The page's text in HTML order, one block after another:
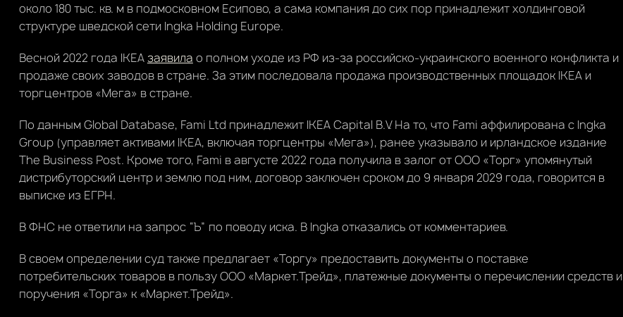
около 180 тыс. кв. м в подмосковном Есипово, а сама компания до сих пор принадлежит холдинговой
структуре шведской сети Ingka Holding Europe.
Весной 2022 года IKEAзаявила о полном уходе из РФ из-за российско-украинского военного конфликта и
продаже своих заводов в стране. За этим последовала продажа производственных площадок IKEA и
торгцентров «Мега» в стране.
По данным Global Database, Fami Ltd принадлежит IKEA Capital B.V. На то, что Fami аффилирована с Ingka
Group (управляет активами IKEA, включая торгцентры «Мега»), ранее указывало и ирландское издание
The Business Post. Кроме того, Fami в августе 2022 года получила в залог от ООО «Торг» упомянутый
дистрибуторский центр и землю под ним, договор заключен сроком до 9 января 2029 года, говорится в
выписке из ЕГРН.
В ФНС не ответили на запрос “Ъ” по поводу иска. В Ingka отказались от комментариев.
В своем определении суд также предлагает «Торгу» предоставить документы о поставке
потребительских товаров в пользу ООО «Маркет.Трейд», платежные документы о перечислении средств и
поручения «Торга» к «Маркет.Трейд».